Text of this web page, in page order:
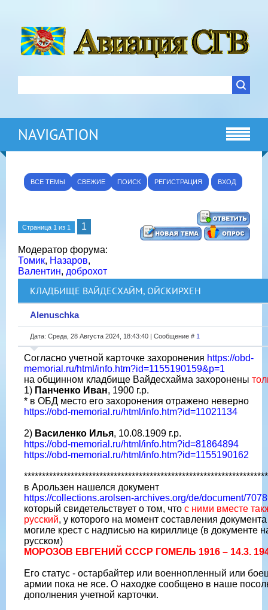
NAVIGATION
ВСЕ ТЕМЫ СВЕЖИЕ ПОИСК РЕГИСТРАЦИЯ ВХОД
Страница 1 из 1 1
Модератор форума:
Томик, Назаров,
Валентин, доброхот
КЛАДБИЩЕ ВАЙДЕСХАЙМ, ОЙСКИРХЕН
Alenuschka
Дата: Среда, 28 Августа 2024, 18:43:40 | Сообщение # 1
Согласно учетной карточке захоронения https://obd-
memorial.ru/html/info.htm?id=1155190159&p=1
на общинном кладбище Вайдесхайма захоронены
1) Панченко Иван, 1900 г.р.
* в ОБД место его захоронения отражено неверно
https://obd-memorial.ru/html/info.htm?id=11021134
2) Василенко Илья, 10.08.1909 г.р.
https://obd-memorial.ru/html/info.htm?id=81864894
https://obd-memorial.ru/html/info.htm?id=1155190162
в Арользен нашелся документ
https://collections.arolsen-archives.org/de/document/
который свидетельствует о том, что с ними вместе
русский, у которого на момент составления
могиле крест с надписью на кириллице (в документе
русском)
МОРОЗОВ ЕВГЕНИЙ СССР ГОМЕЛЬ 1916 – 14.3.
Его статус - остарбайтер или военнопленный или
армии пока не ясе. О находке сообщено в наше
дополнения учетной карточки.